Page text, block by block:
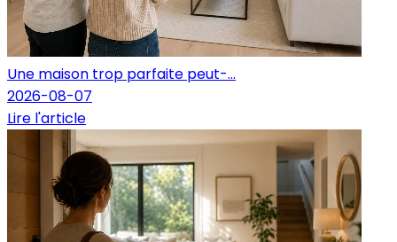
Une maison trop parfaite peut-...
2026-08-07
Lire l'article